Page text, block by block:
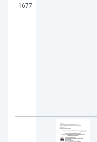
1677